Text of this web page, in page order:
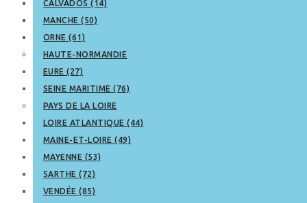
CALVADOS (14)
MANCHE (50)
ORNE (61)
HAUTE-NORMANDIE
EURE (27)
SEINE MARITIME (76)
PAYS DE LA LOIRE
LOIRE ATLANTIQUE (44)
MAINE-ET-LOIRE (49)
MAYENNE (53)
SARTHE (72)
VENDÉE (85)